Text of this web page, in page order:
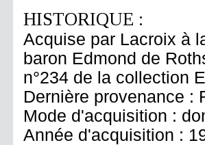
HISTORIQUE :
Acquise par Lacroix à
baron Edmond de
n°234 de la collection
Dernière provenance :
Mode d'acquisition :
Année d'acquisition :